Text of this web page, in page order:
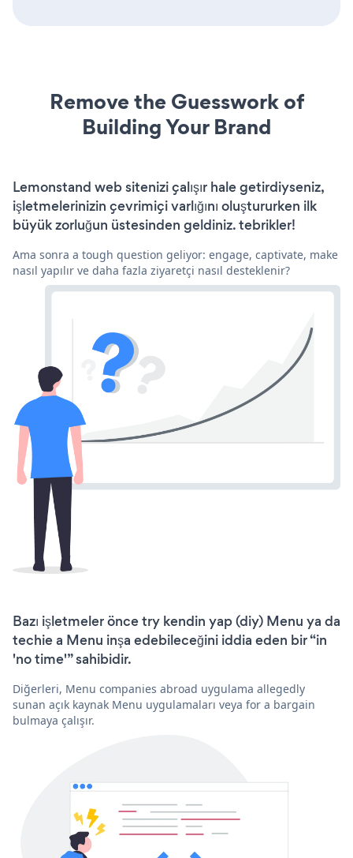
Remove the Guesswork of
Building Your Brand
Lemonstand web sitenizi çalışır hale getirdiyseniz,
işletmelerinizin çevrimiçi varlığını oluştururken ilk
büyük zorluğun üstesinden geldiniz. tebrikler!
Ama sonra a tough question geliyor: engage, captivate, make
nasıl yapılır ve daha fazla ziyaretçi nasıl desteklenir?
Bazı işletmeler önce try kendin yap (diy) Menu ya da
techie a Menu inşa edebileceğini iddia eden bir “in
'no time'” sahibidir.
Diğerleri, Menu companies abroad uygulama allegedly
sunan açık kaynak Menu uygulamaları veya for a bargain
bulmaya çalışır.